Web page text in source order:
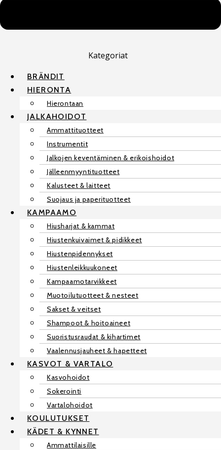
Kategoriat
BRÄNDIT
HIERONTA
Hierontaan
JALKAHOIDOT
Ammattituotteet
Instrumentit
Jalkojen keventäminen & erikoishoidot
Jälleenmyyntituotteet
Kalusteet & laitteet
Suojaus ja paperituotteet
KAMPAAMO
Hiusharjat & kammat
Hiustenkuivaimet & pidikkeet
Hiustenpidennykset
Hiustenleikkuukoneet
Kampaamotarvikkeet
Muotoilutuotteet & nesteet
Sakset & veitset
Shampoot & hoitoaineet
Suoristusraudat & kihartimet
Vaalennusjauheet & hapetteet
KASVOT & VARTALO
Kasvohoidot
Sokerointi
Vartalohoidot
KOULUTUKSET
KÄDET & KYNNET
Ammattilaisille